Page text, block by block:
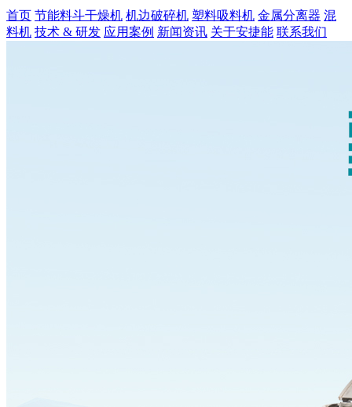
首页 节能料斗干燥机 机边破碎机 塑料吸料机 金属分离器 混
料机 技术 & 研发 应用案例 新闻资讯 关于安捷能 联系我们